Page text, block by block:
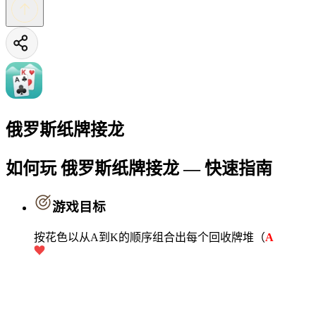
俄罗斯纸牌接龙
如何玩 俄罗斯纸牌接龙 — 快速指南
游戏目标
按花色以从A到K的顺序组合出每个回收牌堆（A